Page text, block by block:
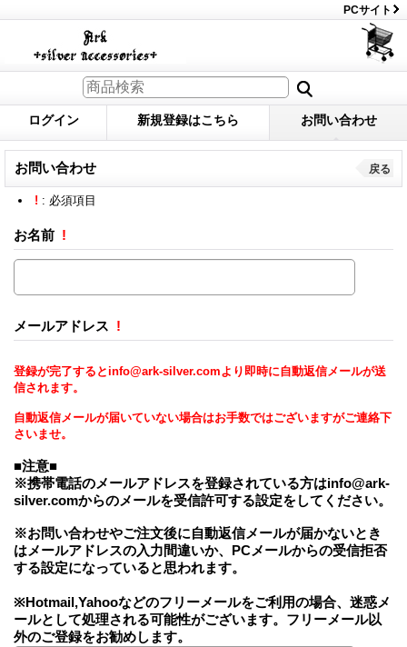
PCサイト
ログイン 新規登録はこちら お問い合わせ
お問い合わせ 戻る
! : 必須項目
お名前 !
メールアドレス !
登録が完了するとinfo@ark-silver.comより即時に自動返信メールが送
信されます。
自動返信メールが届いていない場合はお手数ではございますがご連絡下
さいませ。
■注意■
※携帯電話のメールアドレスを登録されている方はinfo@ark-
silver.comからのメールを受信許可する設定をしてください。
※お問い合わせやご注文後に自動返信メールが届かないとき
はメールアドレスの入力間違いか、PCメールからの受信拒否
する設定になっていると思われます。
※Hotmail,Yahooなどのフリーメールをご利用の場合、迷惑メ
ールとして処理される可能性がございます。フリーメール以
外のご登録をお勧めします。